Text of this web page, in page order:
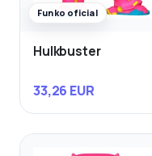
Funko oficial
Hulkbuster
33,26 EUR